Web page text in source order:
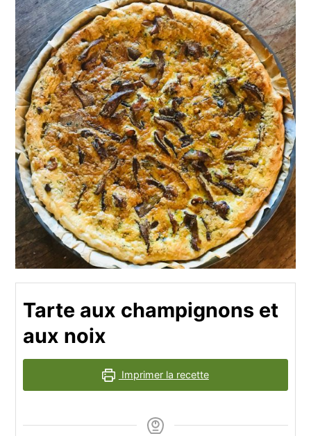
Tarte aux champignons et
aux noix
Imprimer la recette